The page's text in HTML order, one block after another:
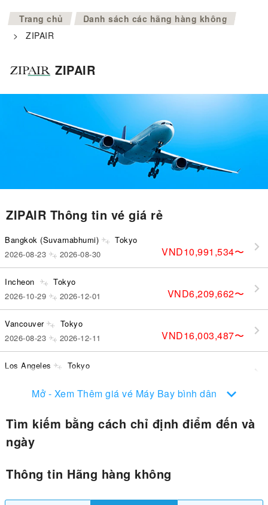
Trang chủ >
Danh sách các hãng hàng không
>
ZIPAIR
ZIPAIR
ZIPAIR Thông tin vé giá rẻ
Bangkok (Suvarnabhumi) Tokyo
VND10,991,534〜
2026-08-23 2026-08-30
Incheon Tokyo
VND6,209,662〜
2026-10-29 2026-12-01
Vancouver Tokyo
VND16,003,487〜
2026-08-23 2026-12-11
Los Angeles Tokyo
Mở - Xem Thêm giá vé Máy Bay bình dân
Tìm kiếm bằng cách chỉ định điểm đến và
ngày
Thông tin Hãng hàng không